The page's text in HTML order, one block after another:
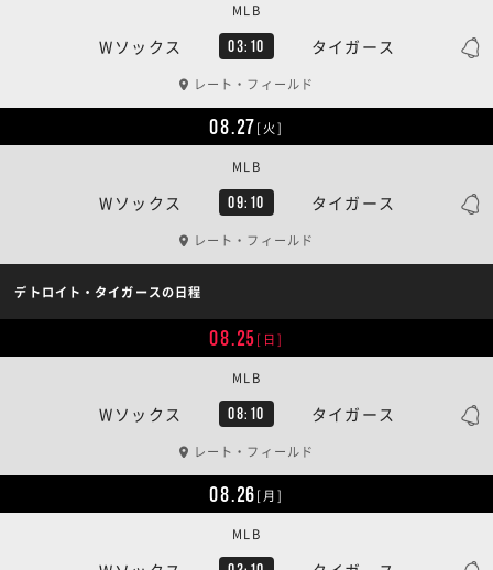
Wソックス 03:10 タイガース
MLB
レート・フィールド
08.27[火]
Wソックス 09:10 タイガース
MLB
レート・フィールド
デトロイト・タイガースの日程
08.25[日]
Wソックス 08:10 タイガース
MLB
レート・フィールド
08.26[月]
MLB